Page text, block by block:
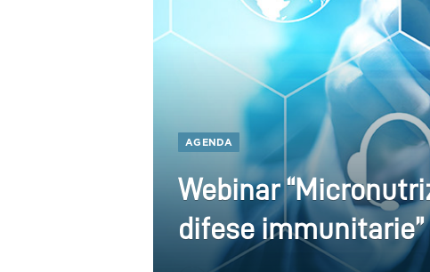
AGENDA
Webinar
difese immunitarie”